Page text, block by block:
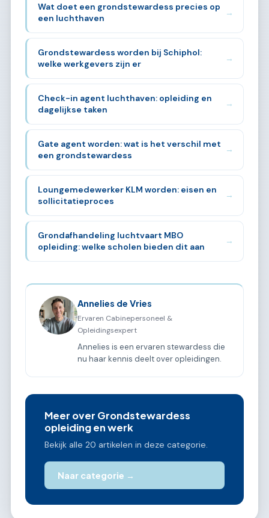
Wat doet een grondstewardess precies op
een luchthaven
→
Grondstewardess worden bij Schiphol:
welke werkgevers zijn er
→
Check-in agent luchthaven: opleiding en
dagelijkse taken
→
Gate agent worden: wat is het verschil met
een grondstewardess
→
Loungemedewerker KLM worden: eisen en
sollicitatieproces
→
Grondafhandeling luchtvaart MBO
opleiding: welke scholen bieden dit aan
→
Annelies de Vries
Ervaren Cabinepersoneel &
Opleidingsexpert
Annelies is een ervaren stewardess die
nu haar kennis deelt over opleidingen.
Meer over Grondstewardess
opleiding en werk
Bekijk alle 20 artikelen in deze categorie.
Naar categorie →